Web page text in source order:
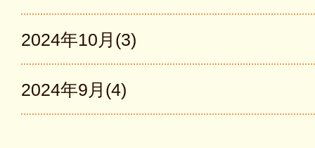
2024年10月(3)
2024年9月(4)